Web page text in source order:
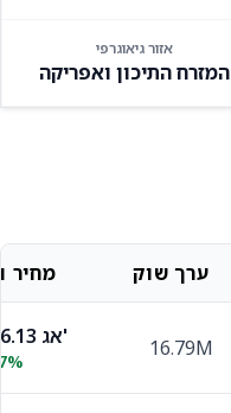
אזור גיאוגרפי
המזרח התיכון ואפריקה
ערך שוק מחיר
16.79M 3,896.13 אג'